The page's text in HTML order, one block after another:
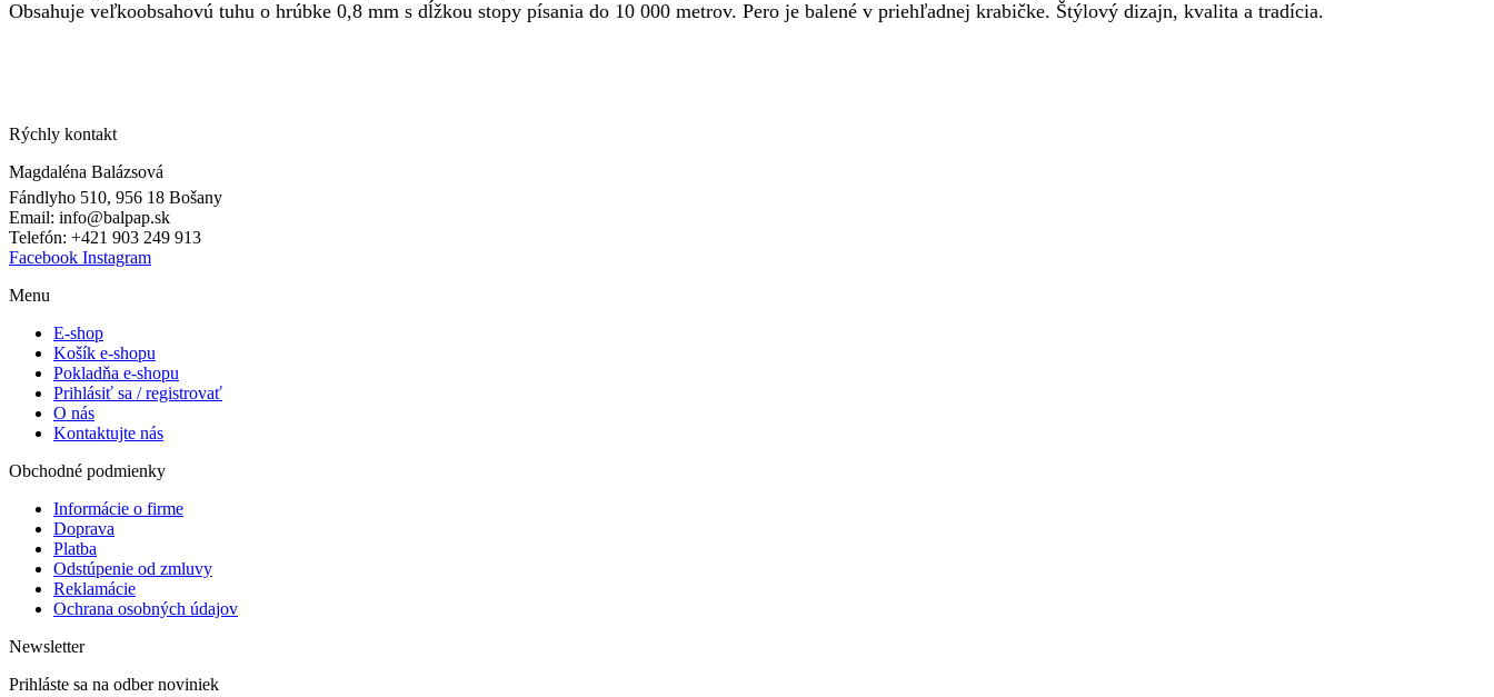
Obsahuje veľkoobsahovú tuhu o hrúbke 0,8 mm s dĺžkou stopy písania do 10 000 metrov. Pero je balené v priehľadnej krabičke. Štýlový dizajn, kvalita a tradícia.
Rýchly kontakt
Magdaléna Balázsová
Fándlyho 510, 956 18 Bošany
Email: info@balpap.sk
Telefón: +421 903 249 913
Facebook Instagram
Menu
E-shop
Košík e-shopu
Pokladňa e-shopu
Prihlásiť sa / registrovať
O nás
Kontaktujte nás
Obchodné podmienky
Informácie o firme
Doprava
Platba
Odstúpenie od zmluvy
Reklamácie
Ochrana osobných údajov
Newsletter
Prihláste sa na odber noviniek